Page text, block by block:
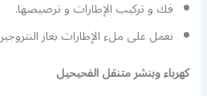
فك و تركيب الإطارات و ترصيصها.
نعمل على ملء الإطارات بغاز
كهرباء وبنشر متنقل الفحيحيل